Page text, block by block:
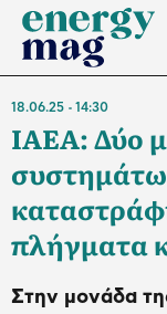
18.06.25 14:30
IAEA: Δύο
πλήγματα
Στην μονάδα